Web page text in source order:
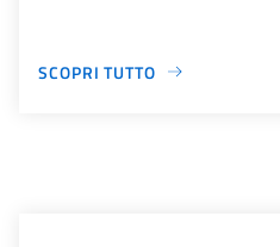
SCOPRI TUTTO